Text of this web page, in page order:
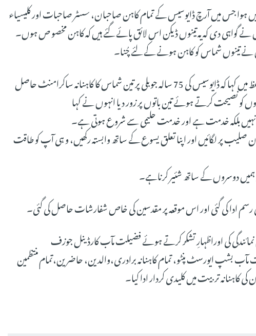
ہوا جس میں آرچ ڈایوسیس کے تمام کاہن صاحبان، سسٹر صاحبات اور کلیسیاء
نے گواہی دی کہ یہ تینوں ڈیکن اس لائق پائے گئے ہیں کہ کاہن مخصو ص ہوں۔
تینوں شماس کو کاہن ہونے کے لئے چُنا۔
فضیلت مآب آرچ بشپ بینی ٹراوس نے اپنے وعظ میں کہا کہ ڈایوسیس کی 75 سالہ جوبلی پر تین شماس کا کاہنانہ ساکرامنٹ حاصل
کو نصیحت کرتے ہوئے تین باتوں پر زور دیا انہوں نے کہا
صلیب پر لگائیں اور اپنا تعلق یسوع کے ساتھ وابستہ رکھیں، و ہی آپ کو طاقت
رسم ادا کی گئی اور اس موقعہ پر مقدسین کی خاص شفارشات حاصل کی گئی۔
کی اوراظہارِ تشکر کرتے ہوئے فضیلت مآب کارڈینل جوزف
ایورسٹ پنٹو، تمام کاہنانہ برادری،والدین، حاضرین،تمام منتظمین
کاہنانہ تربیت میں کلیدی کردار ادا کیا۔